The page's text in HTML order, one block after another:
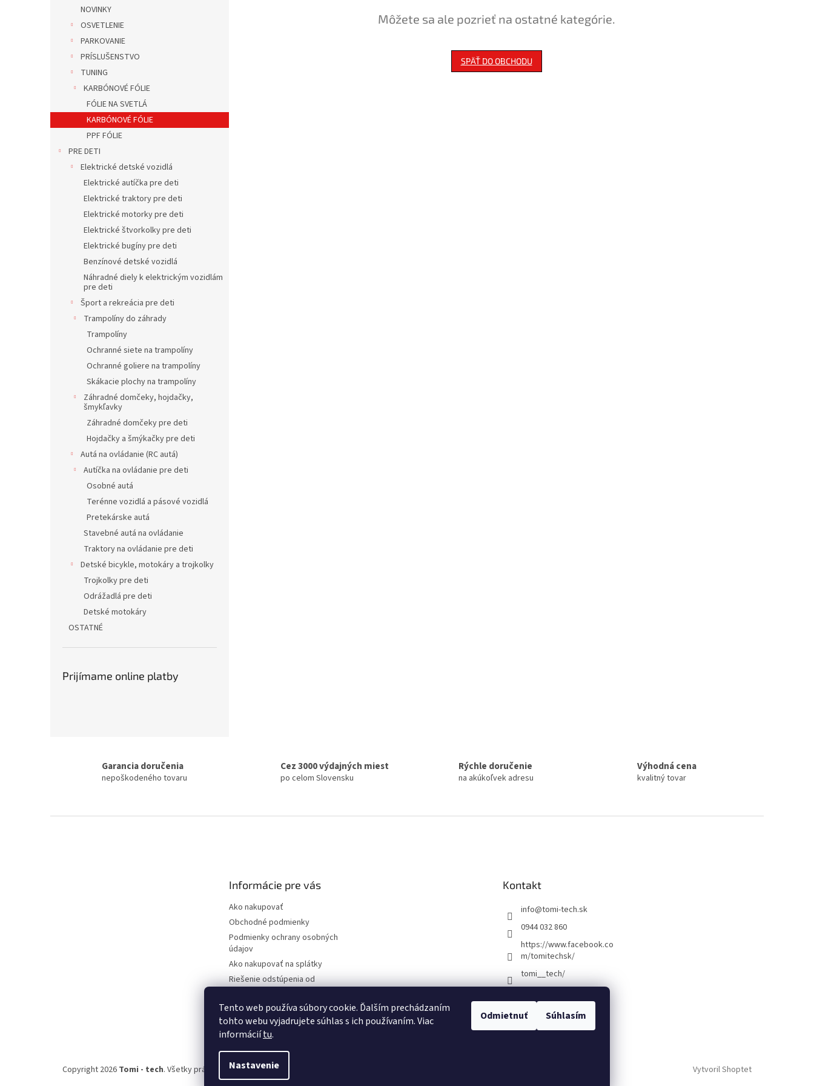
Tento web používa súbory cookie. Ďalším prechádzaním
tohto webu vyjadrujete súhlas s ich používaním. Viac
informáciítu.
Nastavenie
Odmietnuť Súhlasím
NOVINKY
OSVETLENIE
PARKOVANIE
PRÍSLUŠENSTVO
TUNING
KARBÓNOVÉ FÓLIE
FÓLIE NA SVETLÁ
KARBÓNOVÉ FÓLIE
PPF FÓLIE
PRE DETI
Elektrické detské vozidlá
Elektrické autíčka pre deti
Elektrické traktory pre deti
Elektrické motorky pre deti
Elektrické štvorkolky pre deti
Elektrické bugíny pre deti
Benzínové detské vozidlá
Náhradné diely k elektrickým vozidlám
pre deti
Šport a rekreácia pre deti
Trampolíny do záhrady
Trampolíny
Ochranné siete na trampolíny
Ochranné goliere na trampolíny
Skákacie plochy na trampolíny
Záhradné domčeky, hojdačky,
šmykľavky
Záhradné domčeky pre deti
Hojdačky a šmýkačky pre deti
Autá na ovládanie (RC autá)
Autíčka na ovládanie pre deti
Osobné autá
Terénne vozidlá a pásové vozidlá
Pretekárske autá
Stavebné autá na ovládanie
Traktory na ovládanie pre deti
Detské bicykle, motokáry a trojkolky
Trojkolky pre deti
Odrážadlá pre deti
Detské motokáry
OSTATNÉ
Prijímame online platby
Môžete sa ale pozrieť na ostatné kategórie.
SPÄŤ DO OBCHODU
Garancia doručenia
nepoškodeného tovaru
Cez 3000 výdajných miest
po celom Slovensku
Rýchle doručenie
na akúkoľvek adresu
Výhodná cena
kvalitný tovar
Informácie pre vás
Ako nakupovať
Obchodné podmienky
Podmienky ochrany osobných
údajov
Ako nakupovať na splátky
Riešenie odstúpenia od
Riešenie reklamácie tovaru
Kontakty
Kontakt
info@tomi-tech.sk
0944 032 860
https://www.facebook.co
m/tomitechsk/
tomi__tech/
Vytvoril Shoptet
Copyright 2026 Tomi - tech. Všetky práva vyhradené.